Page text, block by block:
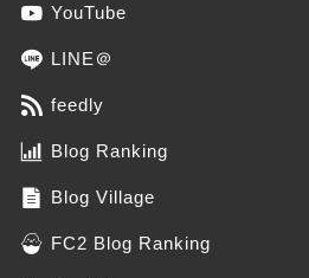
YouTube
LINE＠
feedly
Blog Ranking
Blog Village
FC2 Blog Ranking